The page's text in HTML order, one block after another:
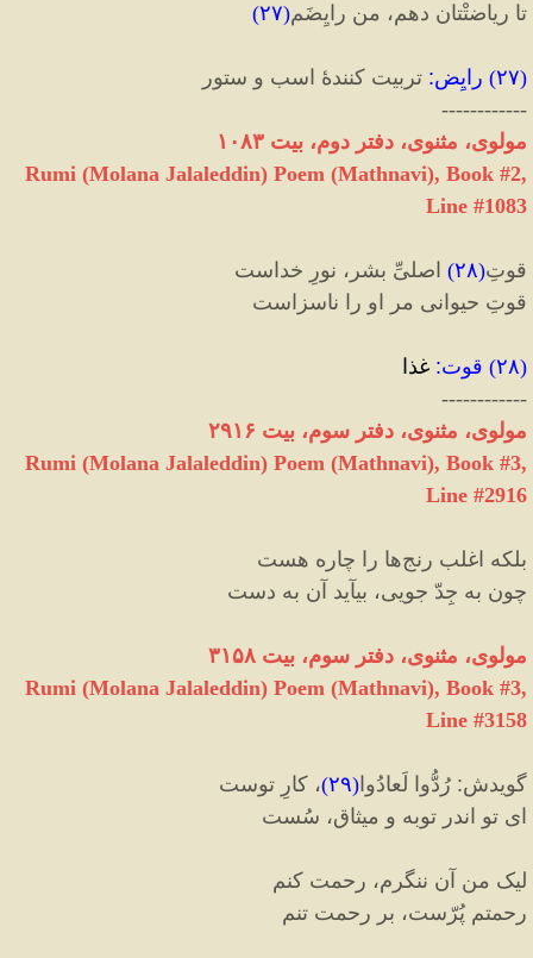
تا ریاضتْتان دهم، من رایِضَم(۲۷)
(۲۷) رایِض: تربیت کنندهٔ اسب و ستور
------------
مولوی، مثنوی، دفتر دوم، بیت ۱۰۸۳
Rumi (Molana Jalaleddin) Poem (Mathnavi), Book #2,
Line #1083
قوتِ(۲۸) اصلیِّ بشر، نورِ خداست
قوتِ حیوانی مر او را ناسزاست‏
(۲۸) قوت: غذا
------------
مولوی، مثنوی، دفتر سوم، بیت ۲۹۱۶
Rumi (Molana Jalaleddin) Poem (Mathnavi), Book #3,
Line #2916
بلکه اغلب رنج‌ها را چاره هست
چون به جِدّ جویی، بیآید آن به‌ دست
مولوی، مثنوی، دفتر سوم، بیت ۳۱۵۸
Rumi (Molana Jalaleddin) Poem (Mathnavi), Book #3,
Line #3158
گویدش: رُدُّوا لَعادُوا (۲۹)، کارِ توست
ای تو اندر توبه و میثاق، سُست
لیک من آن ننگرم، رحمت کنم
رحمتم پُرّست، بر رحمت تنم